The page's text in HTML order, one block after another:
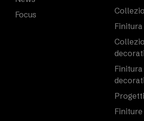
Focus
Progetti
Finiture